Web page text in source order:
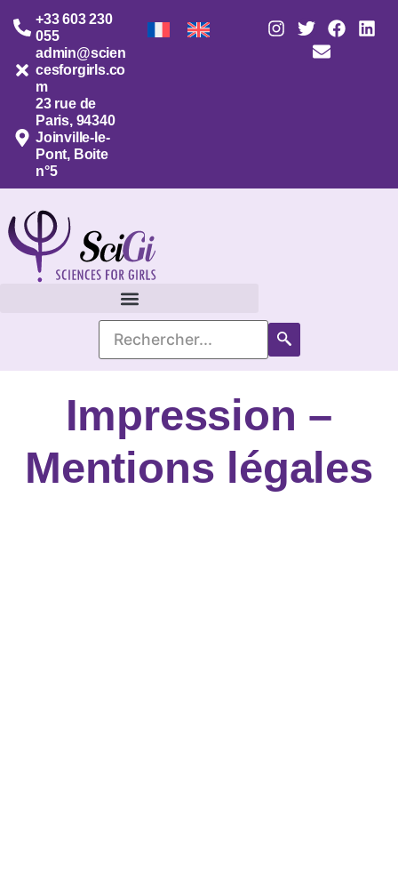
+33 603 230
055
admin@scien
cesforgirls.co
m
23 rue de
Paris, 94340
Joinville-le-
Pont, Boite
n°5
Impression –
Mentions légales